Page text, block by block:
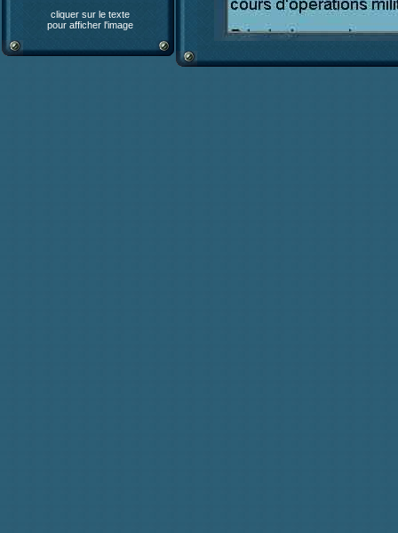
cliquer sur le texte
pour afficher l'image